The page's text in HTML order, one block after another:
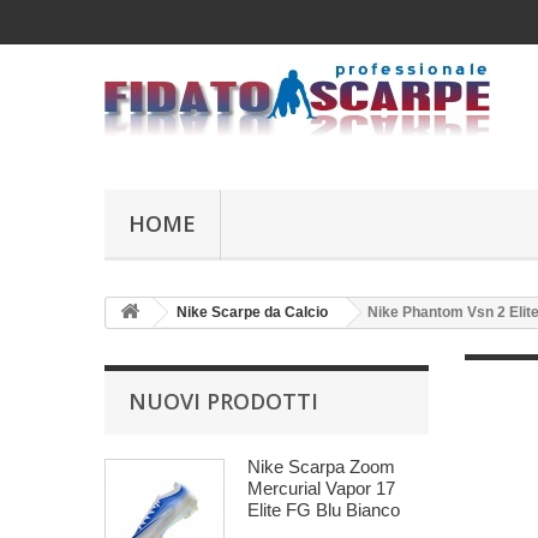
HOME
Nike Scarpe da Calcio Nike Phantom Vsn 2
NUOVI PRODOTTI
Nike Scarpa Zoom
Mercurial Vapor 17
Elite FG Blu Bianco